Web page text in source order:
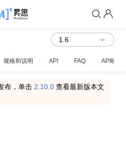
规格和说明 API FAQ API映射
布，单击 2.10.0 查看最新版本文